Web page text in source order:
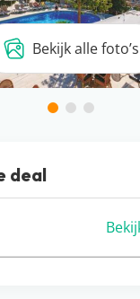
Bekijk alle foto’s
deal